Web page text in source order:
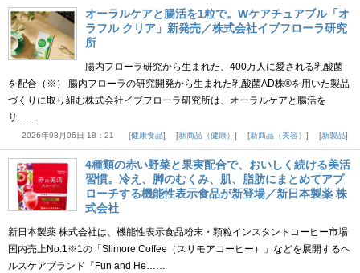
オーラルケアと腸活を1粒で。Wケアチュアブル「オ
ラフル クリア」新発売／株式会社イブフローラ研究
所
腸内フローラ研究から生まれた、400万人に愛される乳酸菌
を配合（※） 腸内フローラの研究開発から生まれた乳酸菌AD株®を用いた製品
づくりに取り組む株式会社イブフローラ研究所は、オーラルケアと腸活を
サ……
2026年08月06日 18：21 健康食品 新商品（健康） 新商品（美容） 新製品
4種類の赤い野菜と果実配合で、おいしく続ける美活
習慣。冷え、脚のむくみ、肌、脂肪にまとめてアプ
ローチする機能性表示食品が新登場／新日本製薬 株
式会社
新日本製薬 株式会社は、機能性表示食品粉末・顆粒インスタントコーヒー市場
国内売上No.1※1の「Slimore Coffee（スリモアコーヒー）」などを展開するヘ
ルスケアブランド『Fun and He……